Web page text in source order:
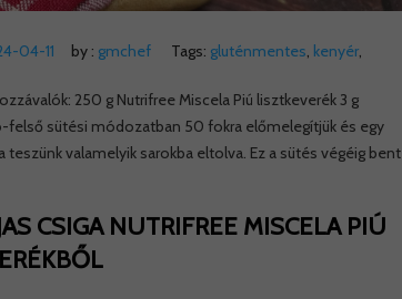
04-11 by : gmchef Tags: gluténmentes, kenyér,
250 g Nutrifree Miscela Piú lisztkeverék 3 g
felső sütési módozatban 50 fokra előmelegítjük és egy
teszünk valamelyik sarokba eltolva. Ez a sütés végéig bent
CSIGA NUTRIFREE MISCELA PIÚ